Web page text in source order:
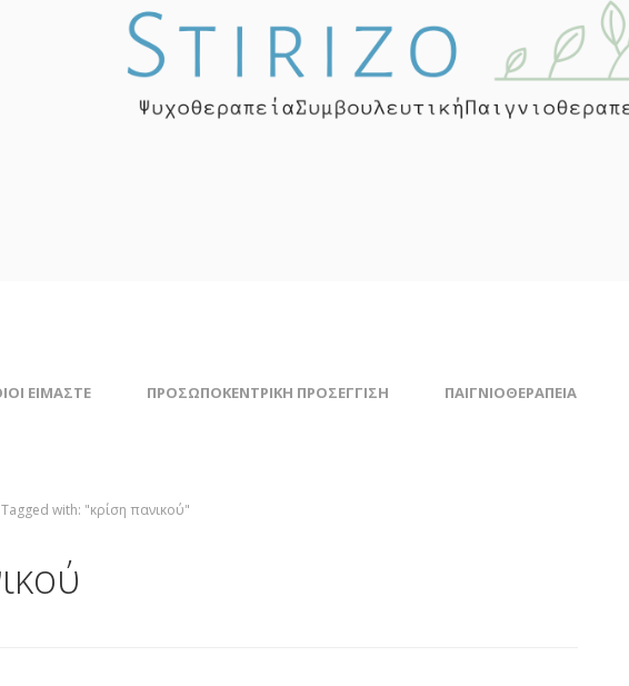
ΕΙΜΑΣΤΕ ΠΡΟΣΩΠΟΚΕΝΤΡΙΚΗ ΠΡΟΣΕΓΓΙΣΗ ΠΑΙΓΝΙΟΘΕΡΑΠΕΙΑ
with: "κρίση πανικού"